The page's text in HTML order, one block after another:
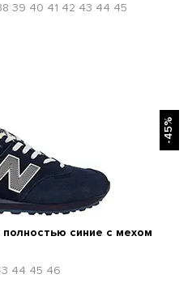
39 40 41 42 43 44 45
-45%
синие с мехом
44 45 46